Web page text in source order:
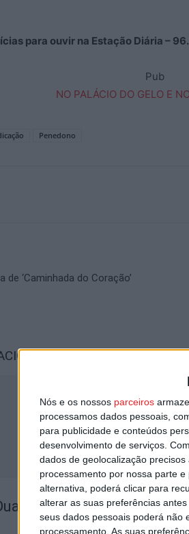
Nós e os nossos parceiros
processamos dados pessoais,
para publicidade e conteúdos
desenvolvimento de serviços.
dados de geolocalização
processamento por nossa parte
alternativa, poderá clicar para
alterar as suas preferências
seus dados pessoais poderá não
processamento. As suas
para ouvir na Estação Diária –
Pub
Penedono
de ‘Caminhada do Coração’
Mais do autor
pessoas detidas por